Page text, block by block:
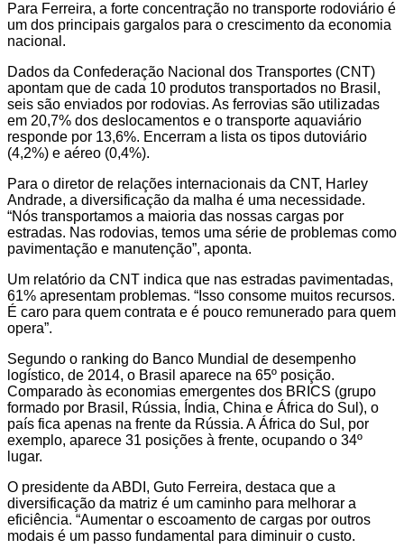
Para Ferreira, a forte concentração no transporte rodoviário é
um dos principais gargalos para o crescimento da economia
nacional.
Dados da Confederação Nacional dos Transportes (CNT)
apontam que de cada 10 produtos transportados no Brasil,
seis são enviados por rodovias. As ferrovias são utilizadas
em 20,7% dos deslocamentos e o transporte aquaviário
responde por 13,6%. Encerram a lista os tipos dutoviário
(4,2%) e aéreo (0,4%).
Para o diretor de relações internacionais da CNT, Harley
Andrade, a diversificação da malha é uma necessidade.
“Nós transportamos a maioria das nossas cargas por
estradas. Nas rodovias, temos uma série de problemas como
pavimentação e manutenção”, aponta.
Um relatório da CNT indica que nas estradas pavimentadas,
61% apresentam problemas. “Isso consome muitos recursos.
É caro para quem contrata e é pouco remunerado para quem
opera”.
Segundo o ranking do Banco Mundial de desempenho
logístico, de 2014, o Brasil aparece na 65º posição.
Comparado às economias emergentes dos BRICS (grupo
formado por Brasil, Rússia, Índia, China e África do Sul), o
país fica apenas na frente da Rússia. A África do Sul, por
exemplo, aparece 31 posições à frente, ocupando o 34º
lugar.
O presidente da ABDI, Guto Ferreira, destaca que a
diversificação da matriz é um caminho para melhorar a
eficiência. “Aumentar o escoamento de cargas por outros
modais é um passo fundamental para diminuir o custo.